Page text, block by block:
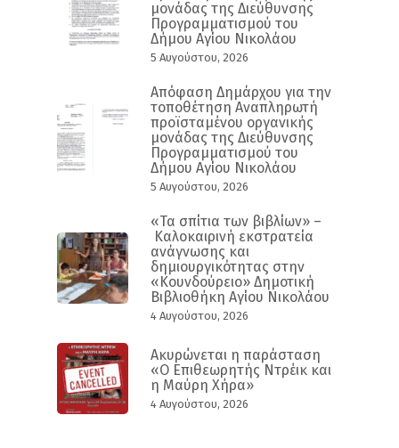
μονάδας της Διεύθυνσης
Προγραμματισμού του
Δήμου Αγίου Νικολάου
5 Αυγούστου, 2026
Απόφαση Δημάρχου για την
τοποθέτηση Αναπληρωτή
προϊσταμένου οργανικής
μονάδας της Διεύθυνσης
Προγραμματισμού του
Δήμου Αγίου Νικολάου
5 Αυγούστου, 2026
«Τα σπίτια των βιβλίων» –
Καλοκαιρινή εκστρατεία
ανάγνωσης και
δημιουργικότητας στην
«Κουνδούρειο» Δημοτική
Βιβλιοθήκη Αγίου Νικολάου
4 Αυγούστου, 2026
Ακυρώνεται η παράσταση
«Ο Επιθεωρητής Ντρέικ και
η Μαύρη Χήρα»
4 Αυγούστου, 2026